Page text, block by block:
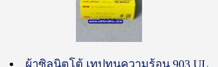
ผ้าซิลนิตโต้ เทปทนความร้อน 903 UL